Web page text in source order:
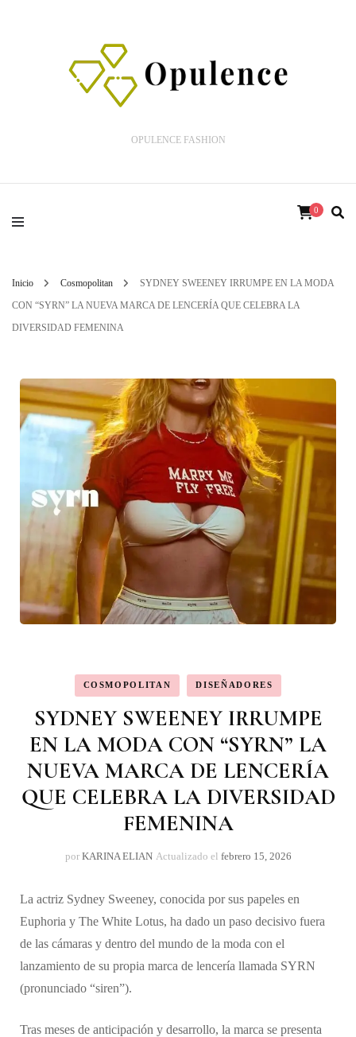
OPULENCE FASHION
0
Inicio Cosmopolitan
SYDNEY SWEENEY IRRUMPE EN LA MODA
CON “SYRN” LA NUEVA MARCA DE LENCERÍA QUE CELEBRA LA
DIVERSIDAD FEMENINA
COSMOPOLITAN DISEÑADORES
SYDNEY SWEENEY IRRUMPE
EN LA MODA CON “SYRN” LA
NUEVA MARCA DE LENCERÍA
QUE CELEBRA LA DIVERSIDAD
FEMENINA
por KARINA ELIAN Actualizado el febrero 15, 2026
La actriz Sydney Sweeney, conocida por sus papeles en
Euphoria y The White Lotus, ha dado un paso decisivo fuera
de las cámaras y dentro del mundo de la moda con el
lanzamiento de su propia marca de lencería llamada SYRN
(pronunciado “siren”).
Tras meses de anticipación y desarrollo, la marca se presenta